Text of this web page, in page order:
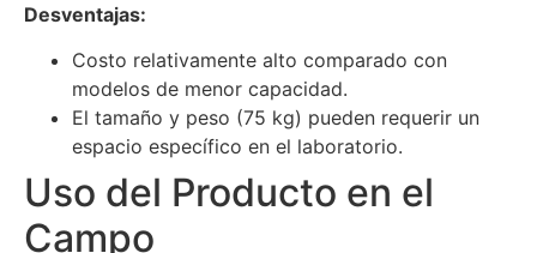
Desventajas:
Costo relativamente alto comparado con
modelos de menor capacidad.
El tamaño y peso (75 kg) pueden requerir un
espacio específico en el laboratorio.
Uso del Producto en el
Campo